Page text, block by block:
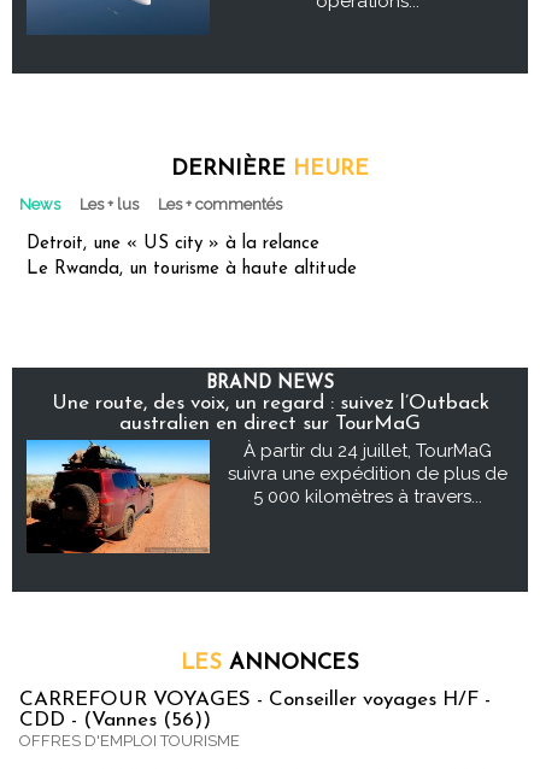
DERNIÈRE HEURE
News Les + lus Les + commentés
Detroit, une « US city » à la relance
Le Rwanda, un tourisme à haute altitude
BRAND NEWS
Une route, des voix, un regard : suivez l’Outback
australien en direct sur TourMaG
À partir du 24 juillet, TourMaG
suivra une expédition de plus de
5 000 kilomètres à travers...
LES ANNONCES
CARREFOUR VOYAGES - Conseiller voyages H/F -
CDD - (Vannes (56))
OFFRES D'EMPLOI TOURISME